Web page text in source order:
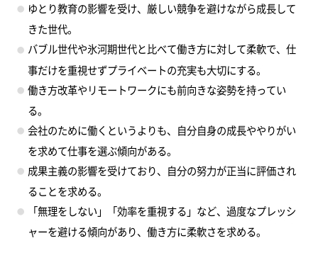
ゆとり教育の影響を受け、厳しい競争を避けながら成長して
きた世代。
バブル世代や氷河期世代と比べて働き方に対して柔軟で、仕
事だけを重視せずプライベートの充実も大切にする。
働き方改革やリモートワークにも前向きな姿勢を持ってい
る。
会社のために働くというよりも、自分自身の成長ややりがい
を求めて仕事を選ぶ傾向がある。
成果主義の影響を受けており、自分の努力が正当に評価され
ることを求める。
「無理をしない」「効率を重視する」など、過度なプレッシ
ャーを避ける傾向があり、働き方に柔軟さを求める。